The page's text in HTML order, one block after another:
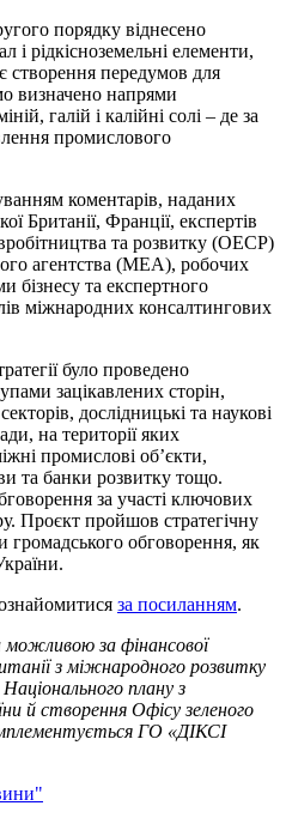
порядку віднесено
і рідкісноземельні елементи,
створення передумов для
визначено напрями
галій і калійні солі – де за
промислового
коментарів, наданих
Британії, Франції, експертів
та розвитку (ОЕСР)
агентства (МЕА), робочих
бізнесу та експертного
міжнародних консалтингових
було проведено
зацікавлених сторін,
дослідницькі та наукові
на території яких
промислові об’єкти,
та банки розвитку тощо.
за участі ключових
Проєкт пройшов стратегічну
громадського обговорення, як
за посиланням.
за фінансової
з міжнародного розвитку
плану з
й створення Офісу зеленого
ГО «ДІКСІ